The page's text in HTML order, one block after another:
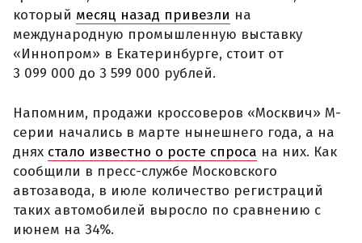
который месяц назад привезли на
международную промышленную выставку
«Иннопром» в Екатеринбурге, стоит от
3 099 000 до 3 599 000 рублей.
Напомним, продажи кроссоверов «Москвич» М-
серии начались в марте нынешнего года, а на
днях стало известно о росте спроса на них. Как
сообщили в пресс-службе Московского
автозавода, в июле количество регистраций
таких автомобилей выросло по сравнению с
июнем на 34%.